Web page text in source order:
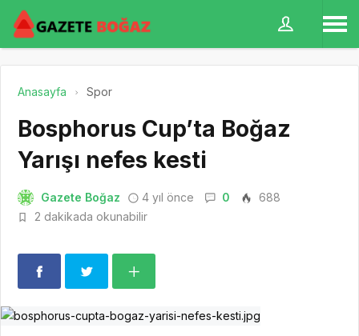
Anasayfa Spor
Bosphorus Cup’ta Boğaz
Yarışı nefes kesti
Gazete Boğaz 4 yıl önce 0
688
2 dakikada okunabilir